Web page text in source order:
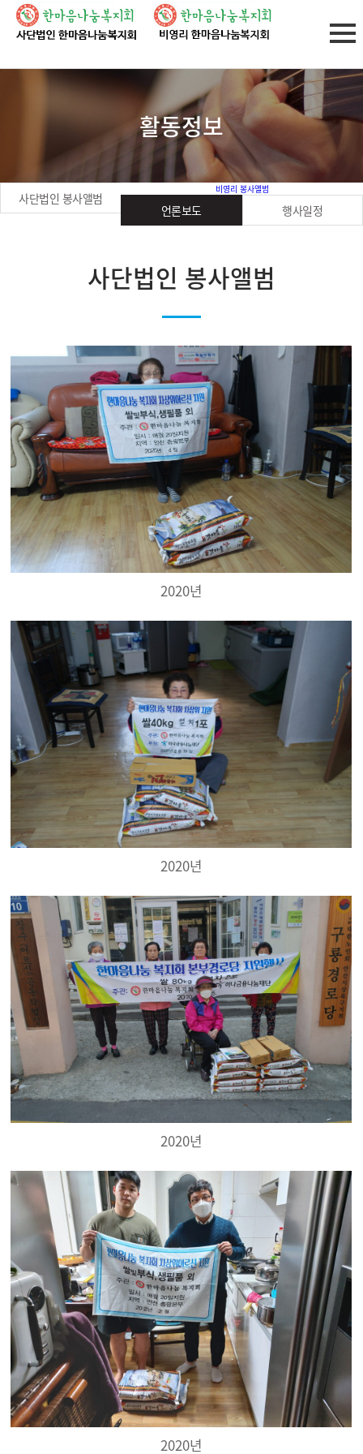
활동정보
사단법인 봉사앨범
비영리 봉사앨범
언론보도 행사일정
사단법인 봉사앨범
2020년
2020년
2020년
2020년